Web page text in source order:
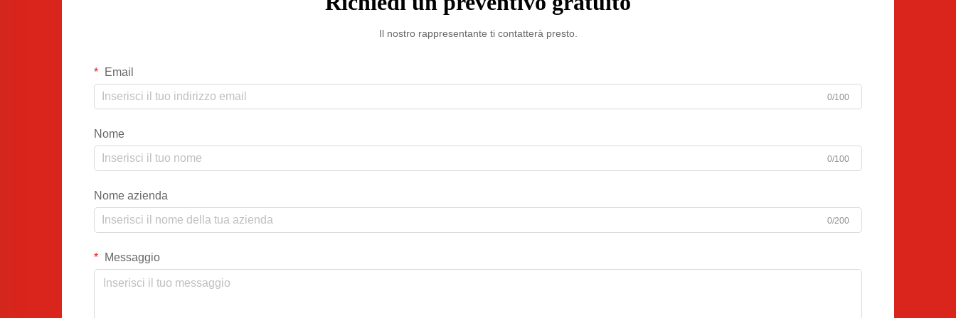
Il nostro rappresentante ti contatterà presto.
Email
0/100
Nome
0/100
Nome azienda
0/200
Messaggio